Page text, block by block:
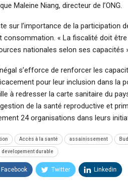
Maleine Niang, directeur de l’ONG.
sur l’importance de la participation
consommation. « La fiscalité doit
nationales selon ses capacités
s’efforce de renforcer les
pour leur inclusion dans la
à redresser la carte sanitaire du
de la santé reproductive et
24 organisations dans leurs
Accès à la santé assainissement
developement durable
Facebook Twitter Linkedin